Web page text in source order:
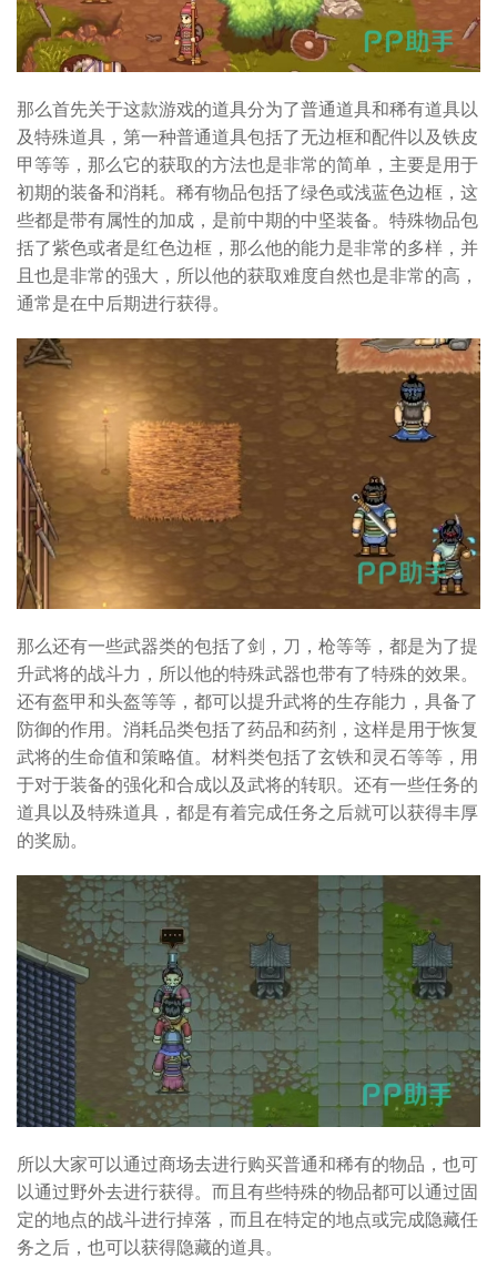
那么首先关于这款游戏的道具分为了普通道具和稀有道具以
及特殊道具，第一种普通道具包括了无边框和配件以及铁皮
甲等等，那么它的获取的方法也是非常的简单，主要是用于
初期的装备和消耗。稀有物品包括了绿色或浅蓝色边框，这
些都是带有属性的加成，是前中期的中坚装备。特殊物品包
括了紫色或者是红色边框，那么他的能力是非常的多样，并
且也是非常的强大，所以他的获取难度自然也是非常的高，
通常是在中后期进行获得。
那么还有一些武器类的包括了剑，刀，枪等等，都是为了提
升武将的战斗力，所以他的特殊武器也带有了特殊的效果。
还有盔甲和头盔等等，都可以提升武将的生存能力，具备了
防御的作用。消耗品类包括了药品和药剂，这样是用于恢复
武将的生命值和策略值。材料类包括了玄铁和灵石等等，用
于对于装备的强化和合成以及武将的转职。还有一些任务的
道具以及特殊道具，都是有着完成任务之后就可以获得丰厚
的奖励。
所以大家可以通过商场去进行购买普通和稀有的物品，也可
以通过野外去进行获得。而且有些特殊的物品都可以通过固
定的地点的战斗进行掉落，而且在特定的地点或完成隐藏任
务之后，也可以获得隐藏的道具。